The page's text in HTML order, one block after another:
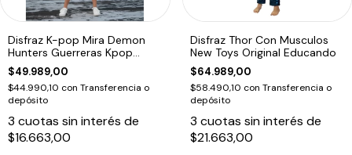
Disfraz K-pop Mira Demon
Hunters Guerreras Kpop
Infantil Mira
$49.989,00
$44.990,10 con Transferencia o
depósito
3 cuotas sin interés de
$16.663,00
Disfraz Thor Con Musculos
New Toys Original Educando
$64.989,00
$58.490,10 con Transferencia o
depósito
3 cuotas sin interés de
$21.663,00